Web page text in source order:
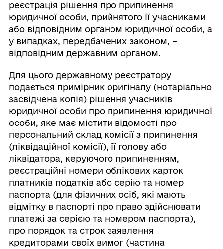
реєстрація рішення про припинення
юридичної особи, прийнятого її учасниками
або відповідним органом юридичної особи, а
у випадках, передбачених законом, –
відповідним державним органом.
Для цього державному реєстратору
подається примірник оригіналу (нотаріально
засвідчена копія) рішення учасників
юридичної особи про припинення юридичної
особи, яке має містити відомості про
персональний склад комісії з припинення
(ліквідаційної комісії), її голову або
ліквідатора, керуючого припиненням,
реєстраційні номери облікових карток
платників податків або серію та номер
паспорта (для фізичних осіб, які мають
відмітку в паспорті про право здійснювати
платежі за серією та номером паспорта),
про порядок та строк заявлення
кредиторами своїх вимог (частина